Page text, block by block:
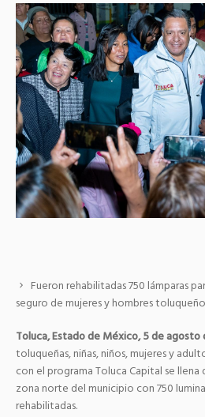
Fueron rehabilitadas 750 lámparas
seguro de mujeres y hombres
Toluca, Estado de México, 5 de
toluqueñas, niñas, niños, mujeres y
con el programa Toluca Capital se llena
zona norte del municipio con 750
rehabilitadas.